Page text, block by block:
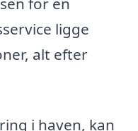
ligge
alt efter
i haven, kan